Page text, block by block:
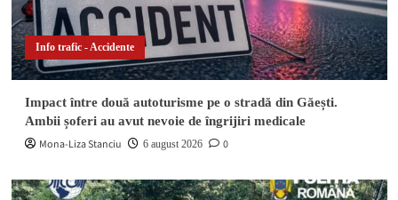
Info trafic - Accidente
Impact între două autoturisme pe o stradă din Găești.
Ambii șoferi au avut nevoie de îngrijiri medicale
Mona-Liza Stanciu 6 august 2026 0